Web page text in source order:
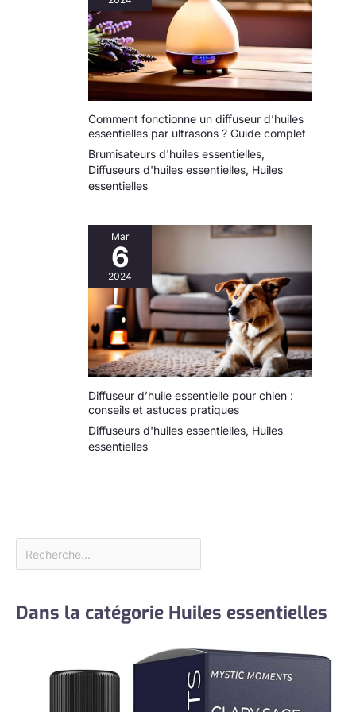
Comment fonctionne un diffuseur d’huiles
essentielles par ultrasons ? Guide complet
Brumisateurs d'huiles essentielles,
Diffuseurs d'huiles essentielles, Huiles
essentielles
Mar
6
2024
Diffuseur d’huile essentielle pour chien :
conseils et astuces pratiques
Diffuseurs d'huiles essentielles, Huiles
essentielles
Dans la catégorie Huiles essentielles